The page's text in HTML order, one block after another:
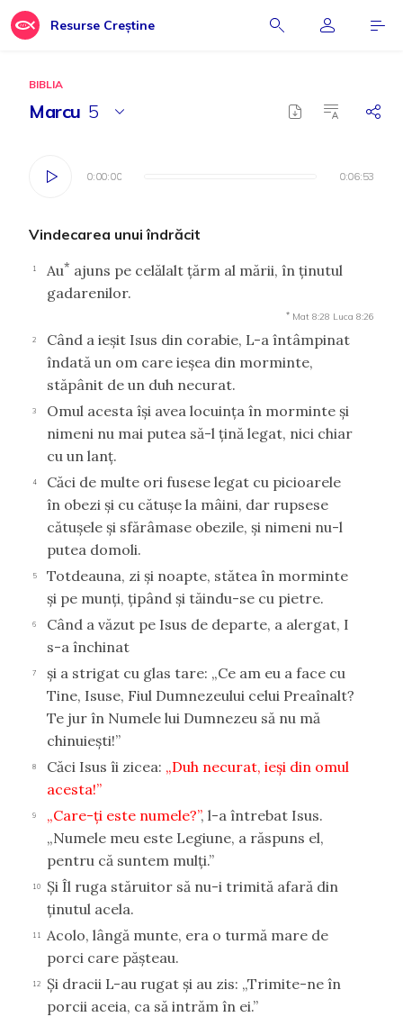
Resurse Creștine
BIBLIA
Marcu 5
0:00:00 0:06:53
0:00:00 0:06:53
Vindecarea unui îndrăcit
1 Au* ajuns pe celălalt ţărm al mării, în ţinutul
gadarenilor.
* Mat 8:28 Luca 8:26
2
Când a ieşit Isus din corabie, L-a întâmpinat
îndată un om care ieşea din morminte,
stăpânit de un duh necurat.
3
Omul acesta îşi avea locuinţa în morminte şi
nimeni nu mai putea să-l ţină legat, nici chiar
cu un lanţ.
4
Căci de multe ori fusese legat cu picioarele
în obezi şi cu cătuşe la mâini, dar rupsese
cătuşele şi sfărâmase obezile, şi nimeni nu-l
putea domoli.
5
Totdeauna, zi şi noapte, stătea în morminte
şi pe munţi, ţipând şi tăindu-se cu pietre.
6
Când a văzut pe Isus de departe, a alergat, I
s-a închinat
7
şi a strigat cu glas tare: „Ce am eu a face cu
Tine, Isuse, Fiul Dumnezeului celui Preaînalt?
Te jur în Numele lui Dumnezeu să nu mă
chinuieşti!”
8 Căci Isus îi zicea: „Duh necurat, ieşi din omul
acesta!”
9 „Care-ţi este numele?”, l-a întrebat Isus.
„Numele meu este Legiune, a răspuns el,
pentru că suntem mulţi.”
10
Şi Îl ruga stăruitor să nu-i trimită afară din
ţinutul acela.
11
Acolo, lângă munte, era o turmă mare de
porci care păşteau.
12
Şi dracii L-au rugat şi au zis: „Trimite-ne în
porcii aceia, ca să intrăm în ei.”